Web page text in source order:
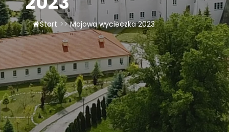
Start >> Majowa wycieczka 2023